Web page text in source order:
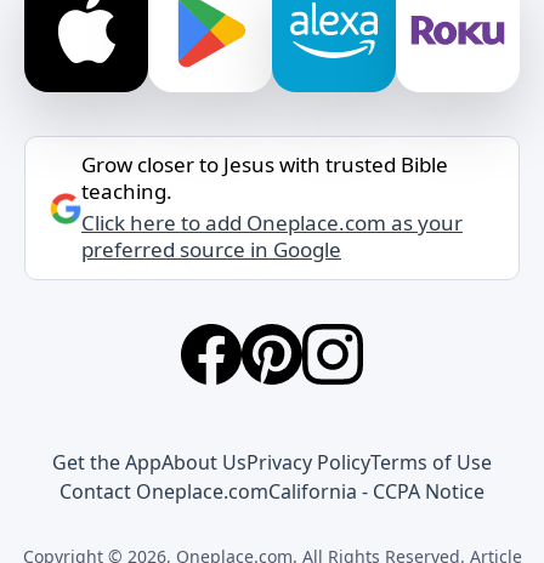
Grow closer to Jesus with trusted Bible
teaching.
Click here to add Oneplace.com as your
preferred source in Google
Get the AppAbout UsPrivacy PolicyTerms of Use
Contact Oneplace.comCalifornia - CCPA Notice
Copyright © 2026, Oneplace.com. All Rights Reserved. Article